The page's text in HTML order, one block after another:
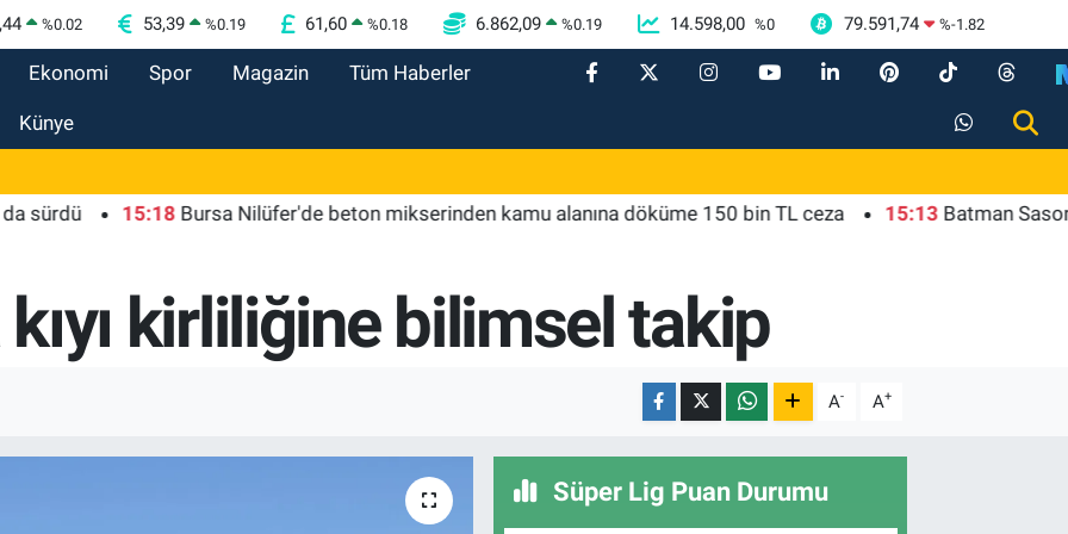
%0.02 53,39 %0.19 61,60 %0.18 6.862,09 %0.19 14.598,00 %0 79.591,74 %-1.82
Ekonomi Spor Magazin Tüm Haberler
Künye
15:18 Bursa Nilüfer'de beton mikserinden kamu alanına döküme 150 bin TL ceza 15:13 Batman Sason'da
kıyı kirliliğine bilimsel takip
A- A+
Süper Lig Puan Durumu